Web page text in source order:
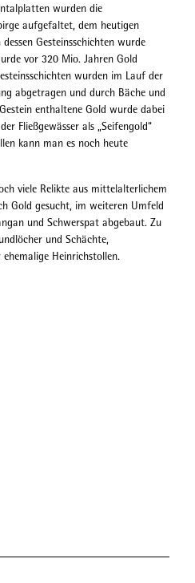
wurden die
aufgefaltet, dem heutigen
Gesteinsschichten wurde
vor 320 Mio. Jahren Gold
wurden im Lauf der
abgetragen und durch Bäche und
enthaltene Gold wurde dabei
Fließgewässer als „Seifengold“
kann man es noch heute
viele Relikte aus mittelalterlichem
Gold gesucht, im weiteren Umfeld
und Schwerspat abgebaut. Zu
und Schächte,
Heinrichstollen.